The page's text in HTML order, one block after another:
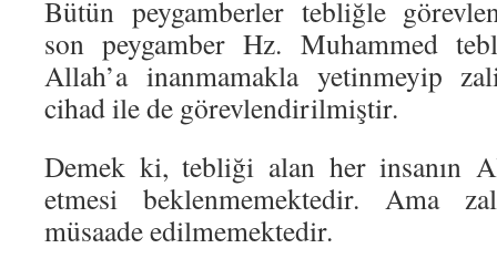
Bütün peygamberler tebliğle
son peygamber Hz. Muhammed
Allah’a inanmamakla yetinmeyip
cihad ile de görevlendirilmiştir.
Demek ki, tebliği alan her insanın
etmesi beklenmemektedir. Ama
müsaade edilmemektedir.